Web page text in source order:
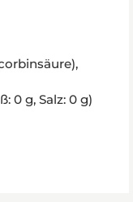
0 g, Salz: 0 g)